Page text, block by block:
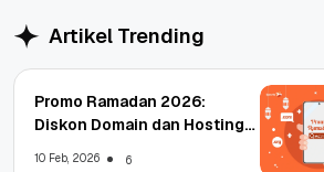
Artikel Trending
Promo Ramadan 2026:
Diskon Domain dan Hosting
10 Feb, 2026 6